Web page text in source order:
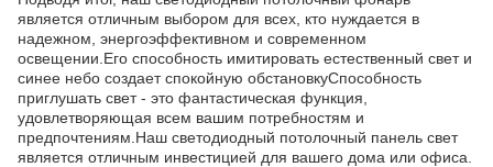
является отличным выбором для всех, кто нуждается в
надежном, энергоэффективном и современном
освещении.Его способность имитировать естественный свет и
синее небо создает спокойную обстановкуСпособность
приглушать свет - это фантастическая функция,
удовлетворяющая всем вашим потребностям и
предпочтениям.Наш светодиодный потолочный панель свет
является отличным инвестицией для вашего дома или офиса.